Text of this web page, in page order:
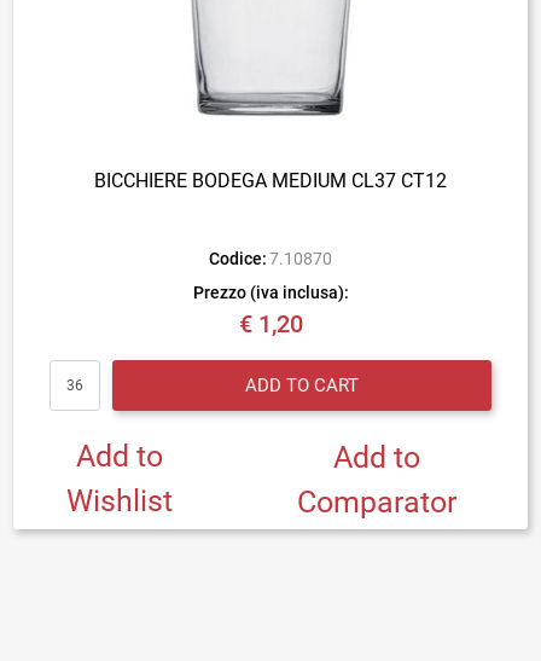
BICCHIERE BODEGA MEDIUM CL37 CT12
Codice: 7.10870
Prezzo (iva inclusa):
€ 1,20
ADD TO CART
Add to
Wishlist
Add to
Comparator